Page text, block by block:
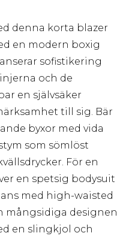
denna korta blazer
en modern boxig
sofistikering
och de
en självsäker
till sig. Bär
byxor med vida
som sömlöst
För en
en spetsig bodysuit
med high-waisted
mångsidiga designen
en slingkjol och